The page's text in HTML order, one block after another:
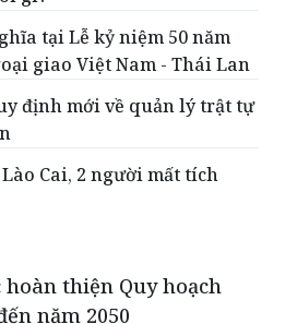
tại Lễ kỷ niệm 50 năm
giao Việt Nam - Thái Lan
định mới về quản lý trật tự
Cai, 2 người mất tích
thiện Quy hoạch
năm 2050